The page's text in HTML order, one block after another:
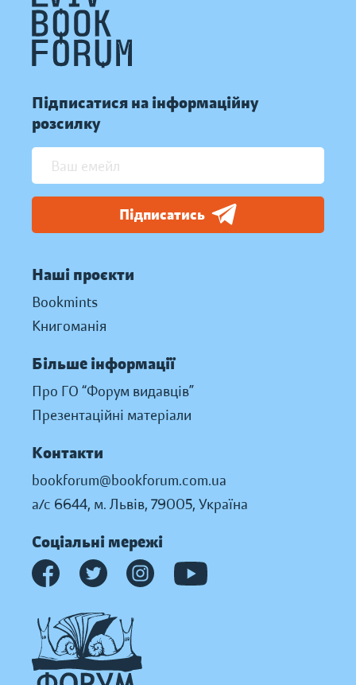
Підписатися на інформаційну
розсилку
Підписатись
Наші проєкти
Bookmints
Книгоманія
Більше інформації
Про ГО “Форум видавців”
Презентаційні матеріали
Контакти
bookforum@bookforum.com.ua
а/с 6644, м. Львів, 79005, Україна
Соціальні мережі